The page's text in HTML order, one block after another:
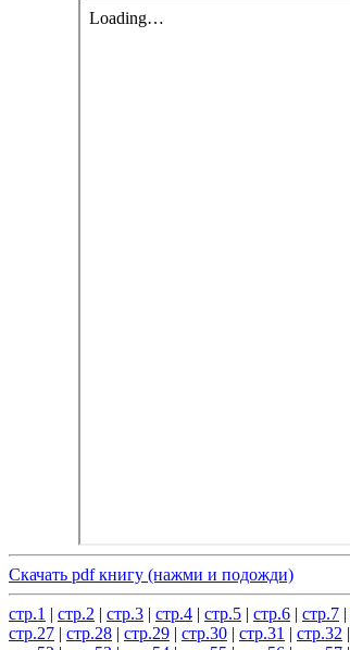
Скачать pdf книгу (нажми и подожди)
стр.1 | стр.2 | стр.3 | стр.4 | стр.5 | стр.6 | стр.7 |
стр.27 | стр.28 | стр.29 | стр.30 | стр.31 | стр.32 |